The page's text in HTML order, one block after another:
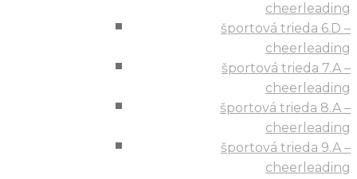
cheerleading
športová trieda 6.D –
cheerleading
športová trieda 7.A –
cheerleading
športová trieda 8.A –
cheerleading
športová trieda 9.A –
cheerleading